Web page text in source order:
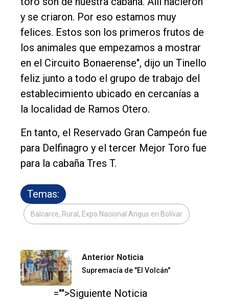
y se criaron. Por eso estamos muy
felices. Estos son los primeros frutos de
los animales que empezamos a mostrar
en el Circuito Bonaerense", dijo un Tinello
feliz junto a todo el grupo de trabajo del
establecimiento ubicado en cercanías a
la localidad de Ramos Otero.
En tanto, el Reservado Gran Campeón fue
para Delfinagro y el tercer Mejor Toro fue
para la cabaña Tres T.
Temas:
Balcarce, Rural, Expo Nacional Angus en Bolívar
Anterior Noticia
Supremacía de "El Volcán"
="">Siguiente Noticia